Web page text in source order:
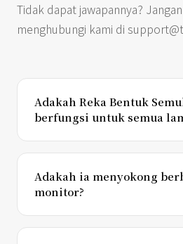
Tidak dapat jawapannya?
menghubungi kami di
Adakah Reka Bentuk
berfungsi untuk semua
Adakah ia menyokong
monitor?